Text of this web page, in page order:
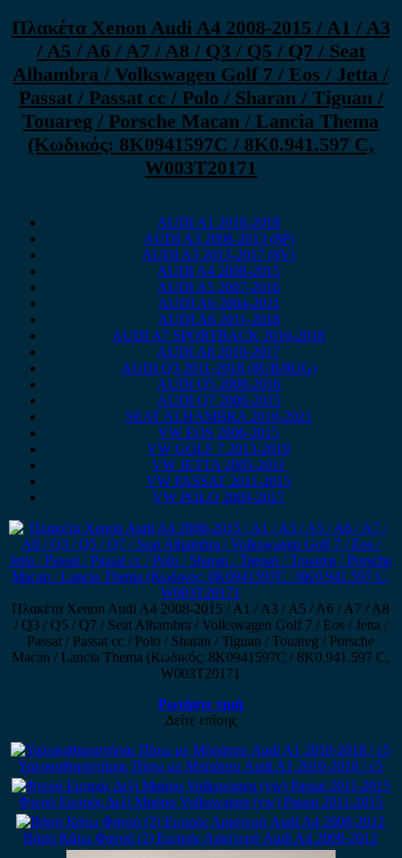
Πλακέτα Xenon Audi A4 2008-2015 / A1 / A3
/ A5 / A6 / A7 / A8 / Q3 / Q5 / Q7 / Seat
Alhambra / Volkswagen Golf 7 / Eos / Jetta /
Passat / Passat cc / Polo / Sharan / Tiguan /
Touareg / Porsche Macan / Lancia Thema
(Κωδικός: 8K0941597C / 8K0.941.597 C,
W003T20171
AUDI A1 2010-2018
AUDI A3 2008-2013 (8P)
AUDI A3 2013-2017 (8V)
AUDI A4 2008-2015
AUDI A5 2007-2016
AUDI A6 2004-2011
AUDI A6 2011-2018
AUDI A7 SPORTBACK 2010-2018
AUDI A8 2010-2017
AUDI Q3 2011-2018 (8UB/8UG)
AUDI Q5 2008-2016
AUDI Q7 2006-2015
SEAT ALHAMBRA 2010-2021
VW EOS 2006-2015
VW GOLF 7 2013-2019
VW JETTA 2005-2011
VW PASSAT 2011-2015
VW POLO 2009-2017
Πλακέτα Xenon Audi A4 2008-2015 / A1 / A3 / A5 / A6 / A7 / A8
/ Q3 / Q5 / Q7 / Seat Alhambra / Volkswagen Golf 7 / Eos / Jetta /
Passat / Passat cc / Polo / Sharan / Tiguan / Touareg / Porsche
Macan / Lancia Thema (Κωδικός: 8K0941597C / 8K0.941.597 C,
W003T20171
Ρωτήστε τιμή
Δείτε επίσης
Υαλοκαθαριστήρας Πίσω με Μπράτσο Audi A1 2010-2018 / c5
Φτερό Εμπρός Δεξί Μαύρο Volkswagen (vw) Passat 2011-2015
Βάση Κάτω Φανού (2) Εμπρός Αριστερή Audi A4 2008-2012